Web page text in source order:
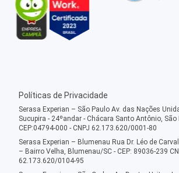
Políticas de Privacidade
Serasa Experian – São Paulo Av. das Nações
Sucupira - 24ºandar - Chácara Santo Antônio, São
CEP:04794-000 - CNPJ 62.173.620/0001-80
Serasa Experian – Blumenau Rua Dr. Léo de
– Bairro Velha, Blumenau/SC - CEP: 89036-239
62.173.620/0104-95